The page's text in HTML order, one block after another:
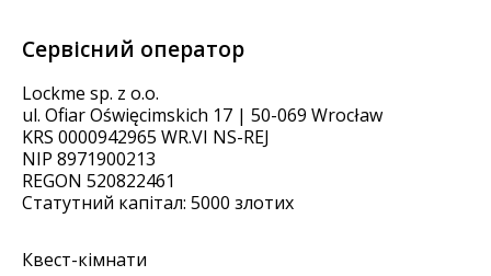
Сервісний оператор
Lockme sp. z o.o.
ul. Ofiar Oświęcimskich 17 | 50-069 Wrocław
KRS 0000942965 WR.VI NS-REJ
NIP 8971900213
REGON 520822461
Статутний капітал: 5000 злотих
Квест-кімнати